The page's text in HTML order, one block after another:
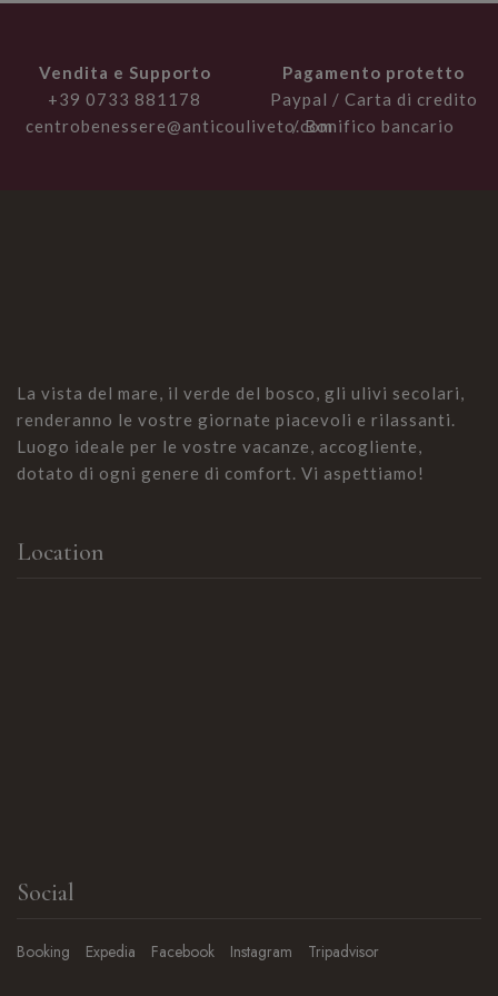
Vendita e Supporto
+39 0733 881178
centrobenessere@anticouliveto.com
Pagamento protetto
Paypal / Carta di credito
/ Bonifico bancario
La vista del mare, il verde del bosco, gli ulivi secolari,
renderanno le vostre giornate piacevoli e rilassanti.
Luogo ideale per le vostre vacanze, accogliente,
dotato di ogni genere di comfort. Vi aspettiamo!
Location
Social
Booking Expedia Facebook Instagram Tripadvisor